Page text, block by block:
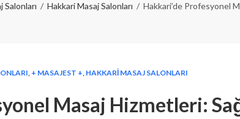
Salonları Hakkari Masaj Salonları Hakkari’de Profesyonel
, + MASAJEST +, HAKKARI MASAJ SALONLARI
Masaj Hizmetleri: